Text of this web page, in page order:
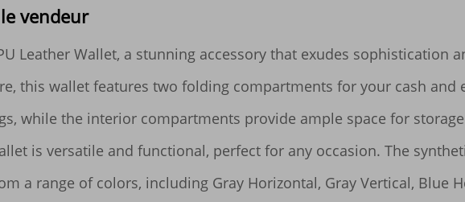
vendeur
Leather Wallet, a stunning accessory that exudes sophistication
this wallet features two folding compartments for your cash and
while the interior compartments provide ample space for
is versatile and functional, perfect for any occasion. The
a range of colors, including Gray Horizontal, Gray Vertical, Blue